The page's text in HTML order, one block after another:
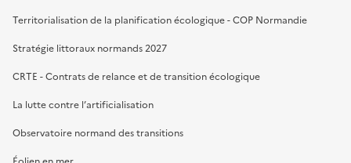
Territorialisation de la planification écologique - COP Normandie
Stratégie littoraux normands 2027
CRTE - Contrats de relance et de transition écologique
La lutte contre l’artificialisation
Observatoire normand des transitions